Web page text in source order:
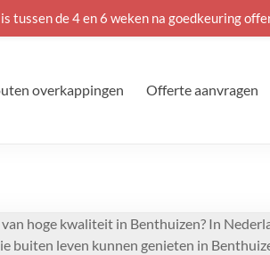
overkappingen Offerte aanvragen
hoge kwaliteit in Benthuizen? In
leven kunnen genieten in
tussen de 4 en 6 weken na goedkeuring